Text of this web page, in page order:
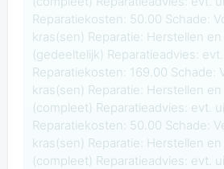
Reparatiekosten: 50.00 Schade:
kras(sen) Reparatie: Herstellen
(gedeeltelijk) Reparatieadvies:
Reparatiekosten: 169.00 Schade:
kras(sen) Reparatie: Herstellen
(compleet) Reparatieadvies: evt.
Reparatiekosten: 50.00 Schade:
kras(sen) Reparatie: Herstellen
(compleet) Reparatieadvies: evt.